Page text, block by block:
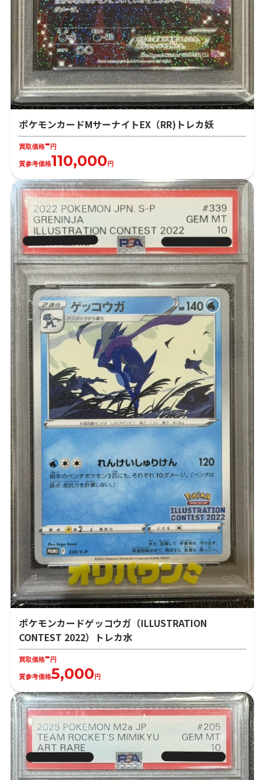
ポケモンカードMサーナイトEX（RR)トレカ妖
買取価格-円
質参考価格110,000円
ポケモンカードゲッコウガ（ILLUSTRATION
CONTEST 2022）トレカ水
買取価格-円
質参考価格5,000円